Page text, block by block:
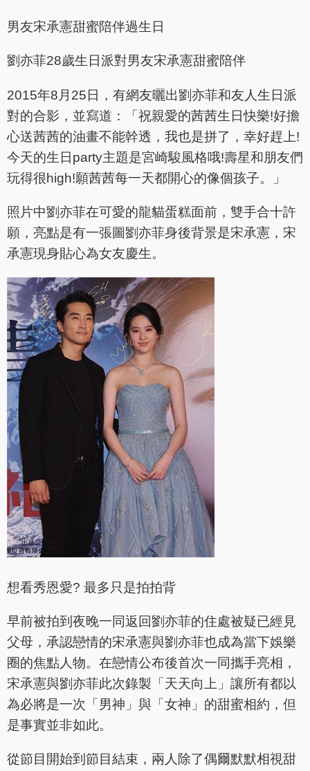
男友宋承憲甜蜜陪伴過生日
劉亦菲28歲生日派對男友宋承憲甜蜜陪伴
2015年8月25日，有網友曬出劉亦菲和友人生日派
對的合影，並寫道：「祝親愛的茜茜生日快樂!好擔
心送茜茜的油畫不能幹透，我也是拼了，幸好趕上!
今天的生日party主題是宮崎駿風格哦!壽星和朋友們
玩得很high!願茜茜每一天都開心的像個孩子。」
照片中劉亦菲在可愛的龍貓蛋糕面前，雙手合十許
願，亮點是有一張圖劉亦菲身後背景是宋承憲，宋
承憲現身貼心為女友慶生。
想看秀恩愛? 最多只是拍拍背
早前被拍到夜晚一同返回劉亦菲的住處被疑已經見
父母，承認戀情的宋承憲與劉亦菲也成為當下娛樂
圈的焦點人物。在戀情公布後首次一同攜手亮相，
宋承憲與劉亦菲此次錄製「天天向上」讓所有都以
為必將是一次「男神」與「女神」的甜蜜相約，但
是事實並非如此。
從節目開始到節目結束，兩人除了偶爾默默相視甜